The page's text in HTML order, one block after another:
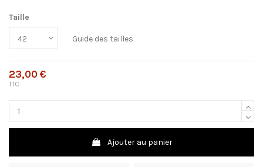
Taille
Guide des tailles
23,00 €
TTC
Ajouter au panier